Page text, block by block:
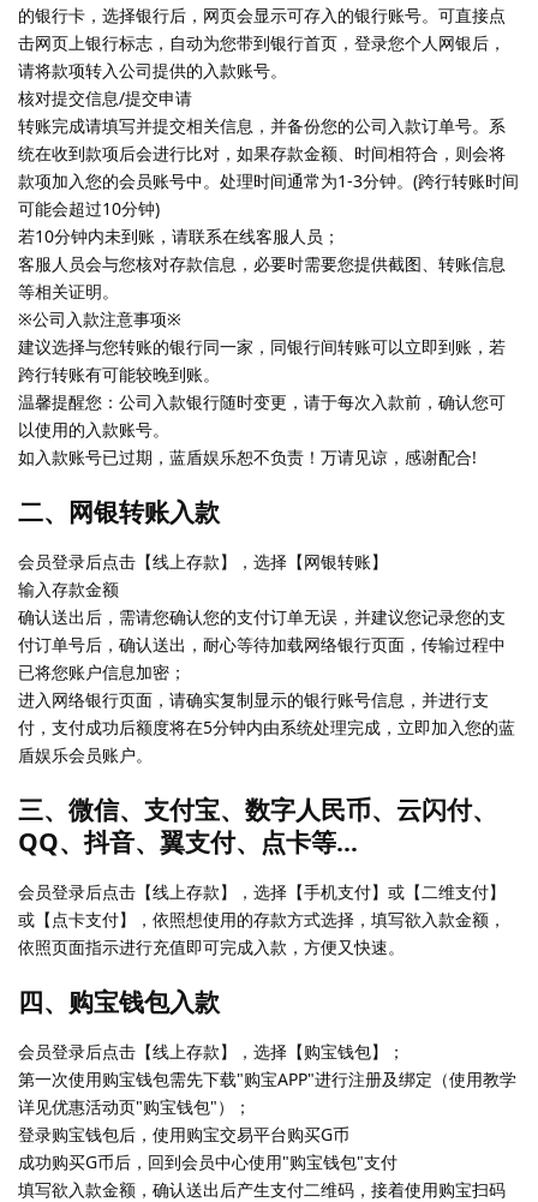
的银行卡，选择银行后，网页会显示可存入的银行账号。可直接点
击网页上银行标志，自动为您带到银行首页，登录您个人网银后，
请将款项转入公司提供的入款账号。
核对提交信息/提交申请
转账完成请填写并提交相关信息，并备份您的公司入款订单号。系
统在收到款项后会进行比对，如果存款金额、时间相符合，则会将
款项加入您的会员账号中。处理时间通常为1-3分钟。(跨行转账时间
可能会超过10分钟)
若10分钟内未到账，请联系在线客服人员；
客服人员会与您核对存款信息，必要时需要您提供截图、转账信息
等相关证明。
※公司入款注意事项※
建议选择与您转账的银行同一家，同银行间转账可以立即到账，若
跨行转账有可能较晚到账。
温馨提醒您：公司入款银行随时变更，请于每次入款前，确认您可
以使用的入款账号。
如入款账号已过期，蓝盾娱乐恕不负责！万请见谅，感谢配合!
二、网银转账入款
会员登录后点击【线上存款】，选择【网银转账】
输入存款金额
确认送出后，需请您确认您的支付订单无误，并建议您记录您的支
付订单号后，确认送出，耐心等待加载网络银行页面，传输过程中
已将您账户信息加密；
进入网络银行页面，请确实复制显示的银行账号信息，并进行支
付，支付成功后额度将在5分钟内由系统处理完成，立即加入您的蓝
盾娱乐会员账户。
三、微信、支付宝、数字人民币、云闪付、
QQ、抖音、翼支付、点卡等…
会员登录后点击【线上存款】，选择【手机支付】或【二维支付】
或【点卡支付】，依照想使用的存款方式选择，填写欲入款金额，
依照页面指示进行充值即可完成入款，方便又快速。
四、购宝钱包入款
会员登录后点击【线上存款】，选择【购宝钱包】；
第一次使用购宝钱包需先下载"购宝APP"进行注册及绑定（使用教学
详见优惠活动页"购宝钱包"）；
登录购宝钱包后，使用购宝交易平台购买G币
成功购买G币后，回到会员中心使用"购宝钱包"支付
填写欲入款金额，确认送出后产生支付二维码，接着使用购宝扫码